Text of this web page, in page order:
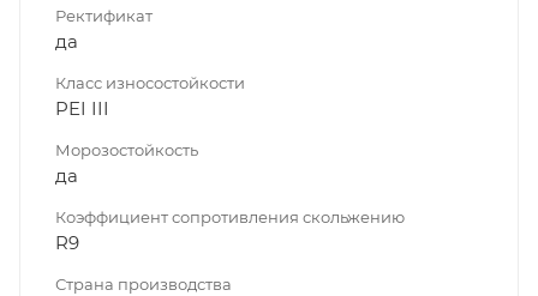
Ректификат
да
Класс износостойкости
PEI III
Морозостойкость
да
Коэффициент сопротивления скольжению
R9
Страна производства